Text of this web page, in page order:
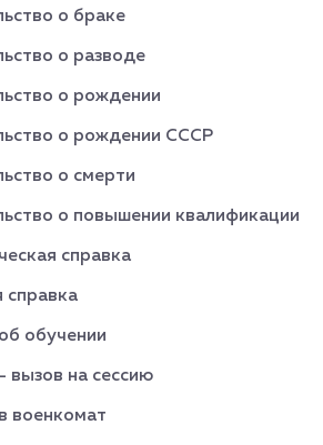
о браке
о разводе
о рождении
о рождении СССР
о смерти
о повышении квалификации
справка
справка
обучении
вызов на сессию
военкомат